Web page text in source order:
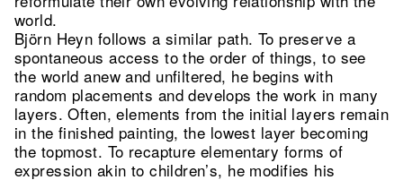
world.
Björn Heyn follows a similar path. To preserve a
spontaneous access to the order of things, to see
the world anew and unfiltered, he begins with
random placements and develops the work in many
layers. Often, elements from the initial layers remain
in the finished painting, the lowest layer becoming
the topmost. To recapture elementary forms of
expression akin to children’s, he modifies his